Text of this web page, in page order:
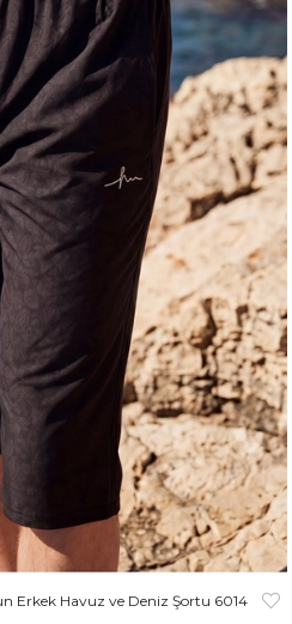
Erkek Havuz ve Deniz Şortu 6014